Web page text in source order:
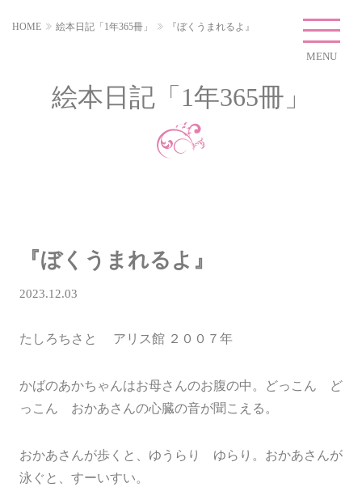
MENU
HOME 絵本日記「1年365冊」 『ぼくうまれるよ』
絵本日記「1年365冊」
『ぼくうまれるよ』
2023.12.03
たしろちさと アリス館 ２００７年
かばのあかちゃんはお母さんのお腹の中。どっこん ど
っこん おかあさんの心臓の音が聞こえる。
おかあさんが歩くと、ゆうらり ゆらり。おかあさんが
泳ぐと、すーいすい。